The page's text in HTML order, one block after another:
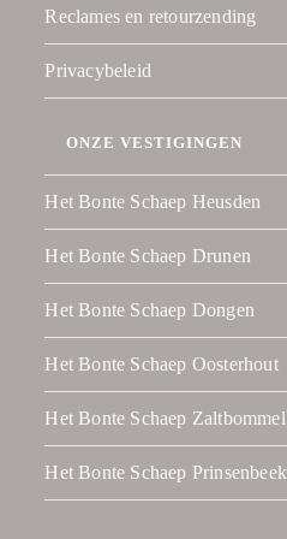
Reclames en retourzending
Privacybeleid
ONZE VESTIGINGEN
Het Bonte Schaep Heusden
Het Bonte Schaep Drunen
Het Bonte Schaep Dongen
Het Bonte Schaep Oosterhout
Het Bonte Schaep Zaltbommel
Het Bonte Schaep Prinsenbeek